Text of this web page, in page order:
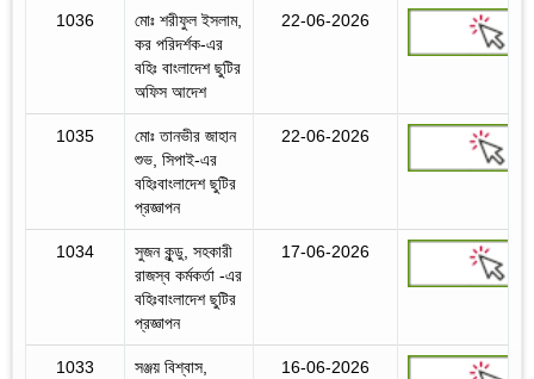
1036
মোঃ শরীফুল ইসলাম,
কর পরিদর্শক-এর
বহিঃ বাংলাদেশ ছুটির
অফিস আদেশ
22-06-2026
1035
মোঃ তানভীর জাহান
শুভ, সিপাই-এর
বহিঃবাংলাদেশ ছুটির
প্রজ্ঞাপন
22-06-2026
1034
সুজন কুন্ডু, সহকারী
রাজস্ব কর্মকর্তা -এর
বহিঃবাংলাদেশ ছুটির
প্রজ্ঞাপন
17-06-2026
1033
সঞ্জয় বিশ্বাস,
16-06-2026